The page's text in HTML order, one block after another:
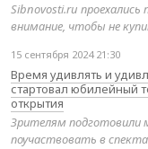
Sibnovosti.ru
внимание, чтобы не
15 сентября 2024 21:30
Время удивлять и
стартовал юбилейный
открытия
Зрителям подготовили
поучаствовать в